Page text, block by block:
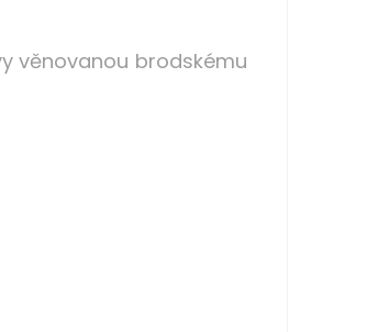
věnovanou brodskému